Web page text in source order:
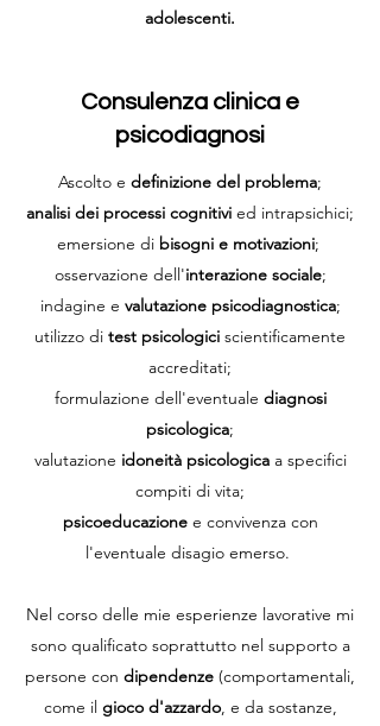
adolescenti.
Consulenza clinica e
psicodiagnosi
Ascolto e definizione del problema;
analisi dei processi cognitivi ed intrapsichici;
emersione di bisogni e motivazioni;
osservazione dell'interazione sociale;
indagine e valutazione psicodiagnostica;
utilizzo di test psicologici scientificamente
accreditati;
formulazione dell'eventuale diagnosi
psicologica;
valutazione idoneità psicologicaa specifici
compiti di vita;
psicoeducazionee convivenza con
l'eventuale disagio emerso.
Nel corso delle mie esperienze lavorative mi
sono qualificato soprattutto nel supporto a
persone con dipendenze (comportamentali,
come il gioco d'azzardo, e da sostanze,